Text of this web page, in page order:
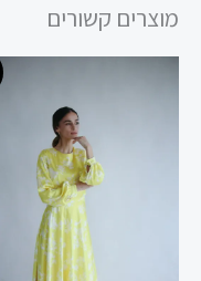
מוצרים קשורים
400.00 ₪.
240.00 ₪.
למוצר